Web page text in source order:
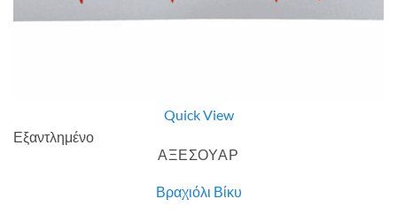
Quick View
Εξαντλημένο
ΑΞΕΣΟΥΑΡ
Βραχιόλι Βίκυ